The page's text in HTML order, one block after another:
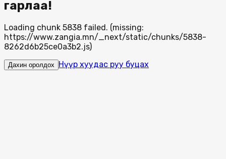
гарлаа!
Loading chunk 5838 failed. (missing:
https://www.zangia.mn/_next/static/chunks/5838-
8262d6b25ce0a3b2.js)
Дахин оролдох Нүүр хуудас руу буцах